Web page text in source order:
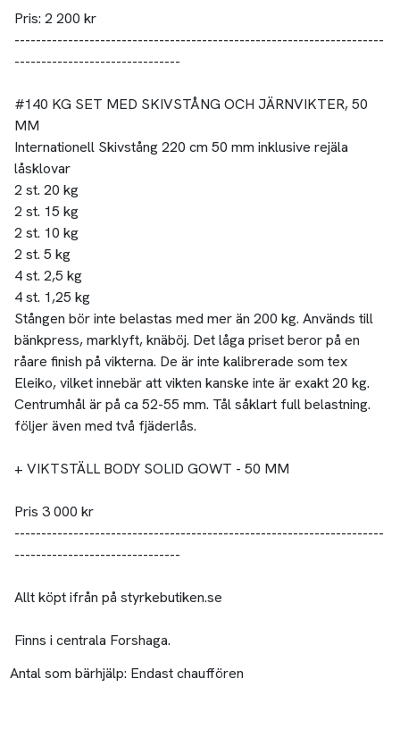
Pris: 2 200 kr
---------------------------------------------------------------------
-------------------------------
#140 KG SET MED SKIVSTÅNG OCH JÄRNVIKTER, 50
MM
Internationell Skivstång 220 cm 50 mm inklusive rejäla
låsklovar
2 st. 20 kg
2 st. 15 kg
2 st. 10 kg
2 st. 5 kg
4 st. 2,5 kg
4 st. 1,25 kg
Stången bör inte belastas med mer än 200 kg. Används till
bänkpress, marklyft, knäböj. Det låga priset beror på en
råare finish på vikterna. De är inte kalibrerade som tex
Eleiko, vilket innebär att vikten kanske inte är exakt 20 kg.
Centrumhål är på ca 52-55 mm. Tål såklart full belastning.
följer även med två fjäderlås.
+ VIKTSTÄLL BODY SOLID GOWT - 50 MM
Pris 3 000 kr
---------------------------------------------------------------------
-------------------------------
Allt köpt ifrån på styrkebutiken.se
Finns i centrala Forshaga.
Antal som bärhjälp: Endast chauffören